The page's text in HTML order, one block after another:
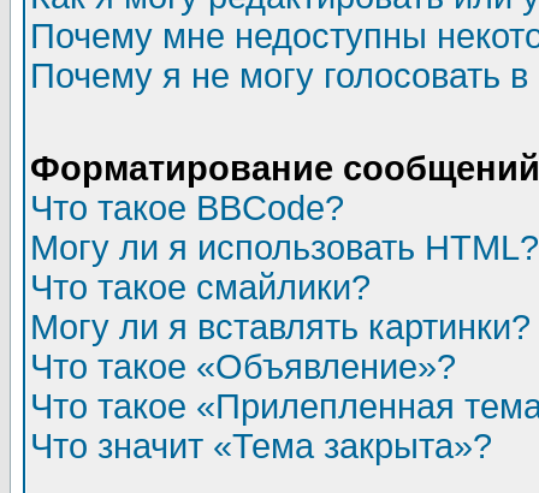
Почему мне недоступны
Почему я не могу голосовать
Форматирование
Что такое BBCode?
Могу ли я использовать HTML?
Что такое смайлики?
Могу ли я вставлять картинки?
Что такое «Объявление»?
Что такое «Прилепленная
Что значит «Тема закрыта»?